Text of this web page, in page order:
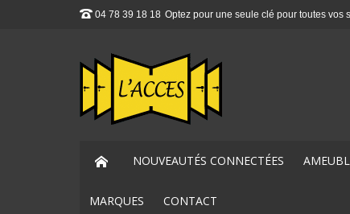
04 78 39 18 18 Optez pour une seule clé pour toutes vos
NOUVEAUTÉS CONNECTÉES
MARQUES CONTACT